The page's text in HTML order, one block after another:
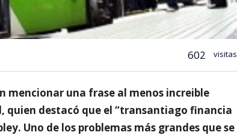
602 visitas
mencionar una frase al menos increible
quien destacó que el “transantiago financia
Uno de los problemas más grandes que se